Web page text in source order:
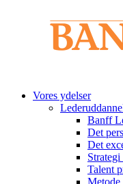
Vores ydelser
Banff
Det
Det
Strategi
Talent
Metode